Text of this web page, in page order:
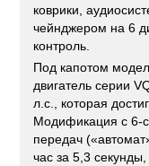
коврики,
чейнджером на 6
контроль.
Под капотом
двигатель серии
л.с., которая
Модификация с 6-
передач
час за 5,3